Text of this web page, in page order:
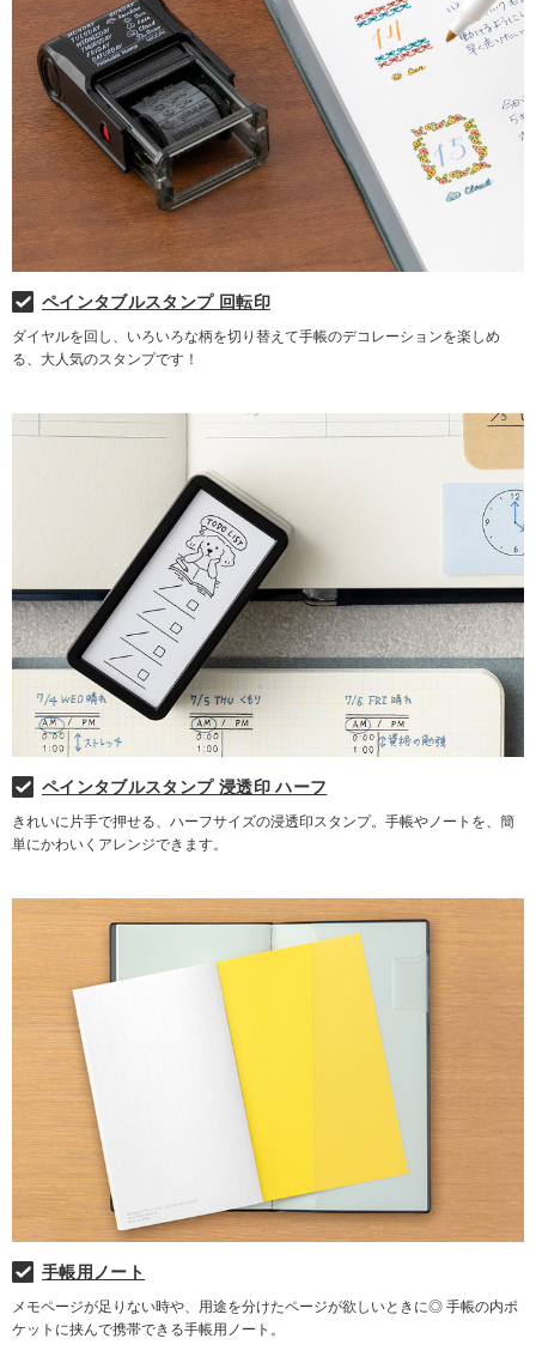
ペインタブルスタンプ 回転印
ダイヤルを回し、いろいろな柄を切り替えて手帳のデコレーションを楽しめ
る、大人気のスタンプです！
ペインタブルスタンプ 浸透印 ハーフ
きれいに片手で押せる、ハーフサイズの浸透印スタンプ。手帳やノートを、簡
単にかわいくアレンジできます。
手帳用ノート
メモページが足りない時や、用途を分けたページが欲しいときに◎ 手帳の内ポ
ケットに挟んで携帯できる手帳用ノート。